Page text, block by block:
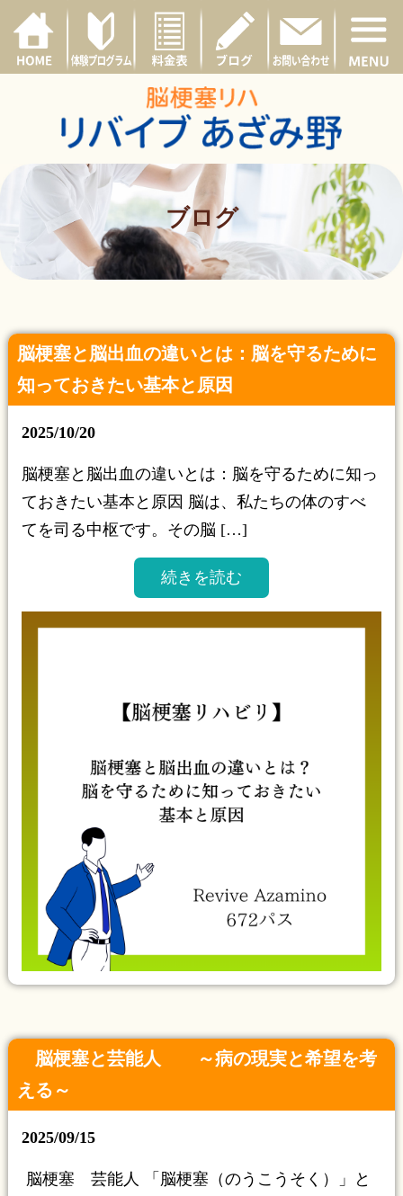
ブログ
脳梗塞と脳出血の違いとは：脳を守るために
知っておきたい基本と原因
2025/10/20
脳梗塞と脳出血の違いとは：脳を守るために知っ
ておきたい基本と原因 脳は、私たちの体のすべ
てを司る中枢です。その脳 […]
続きを読む
脳梗塞と芸能人 ～病の現実と希望を考
える～
2025/09/15
脳梗塞 芸能人 「脳梗塞（のうこうそく）」と